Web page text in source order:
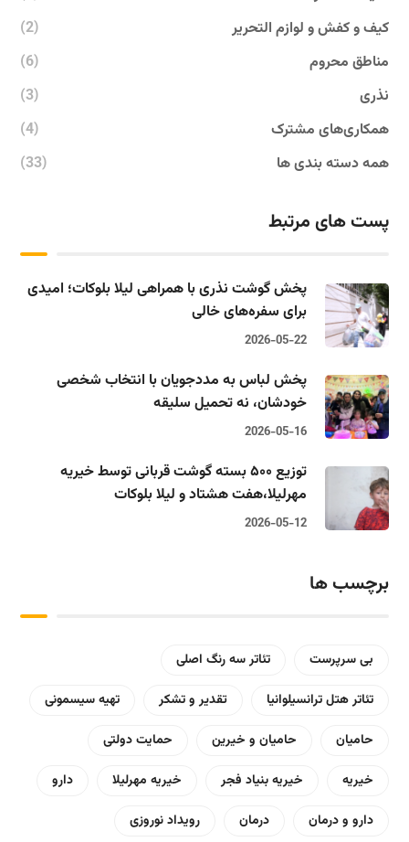
کیف و کفش و لوازم التحریر
(2)
مناطق محروم
(6)
نذری
(3)
همکاری‌های مشترک
(4)
همه دسته بندی ها
(33)
پست های مرتبط
پخش گوشت نذری با همراهی لیلا بلوکات؛ امیدی
برای سفره‌های خالی
2026-05-22
پخش لباس به مددجویان با انتخاب شخصی
خودشان، نه تحمیل سلیقه
2026-05-16
توزیع ۵۰۰ بسته گوشت قربانی توسط خیریه
مهرلیلا،‌هفت هشتاد و لیلا بلوکات
2026-05-12
برچسب ها
بی سرپرست
تئاتر سه رنگ اصلی
تئاتر هتل ترانسیلوانیا
تقدیر و تشکر
تهیه سیسمونی
حامیان
حامیان و خیرین
حمایت دولتی
خیریه
خیریه بنیاد فجر خیریه مهرلیلا
دارو
دارو و درمان
درمان
رویداد نوروزی